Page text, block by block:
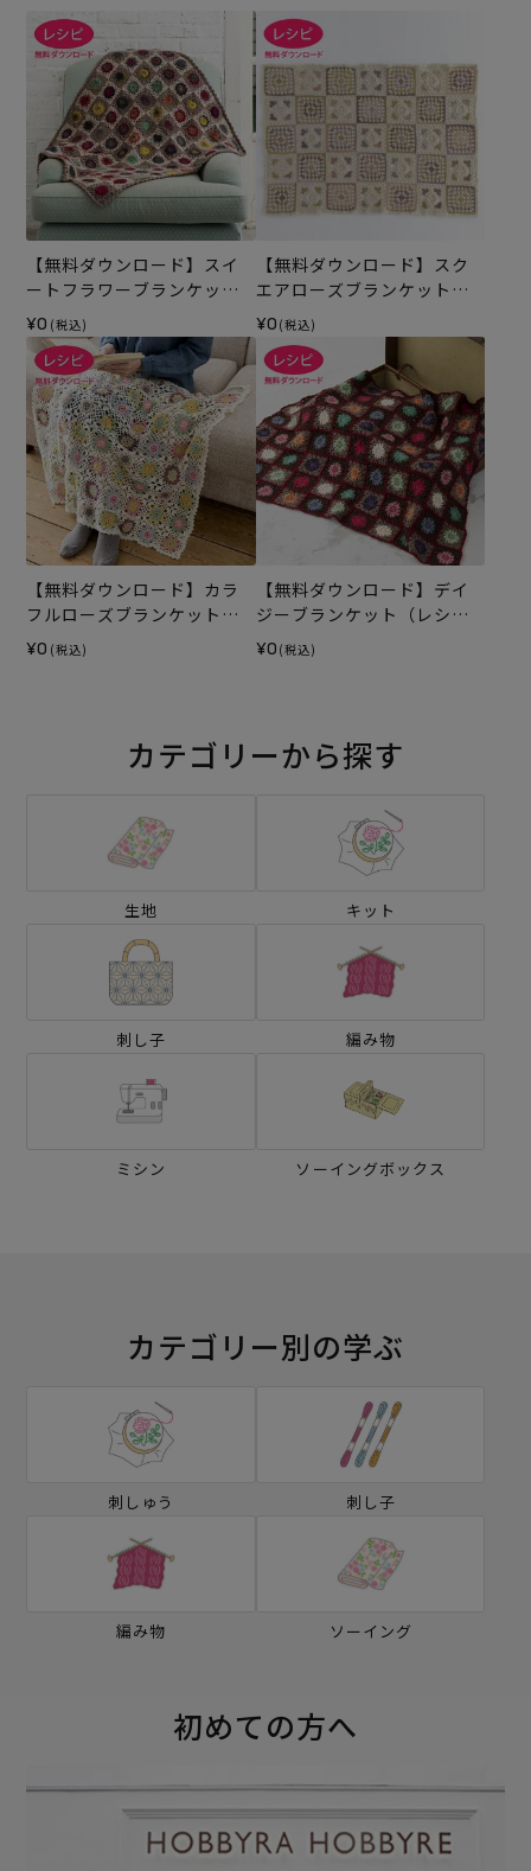
【無料ダウンロード】スイ
ートフラワーブランケット
（レシピ）
¥0 (税込)
【無料ダウンロード】スク
エアローズブランケット
（レシピ）
¥0 (税込)
【無料ダウンロード】カラ
フルローズブランケット
（レシピ）
¥0 (税込)
【無料ダウンロード】デイ
ジーブランケット（レシ
ピ）
¥0 (税込)
カテゴリーから探す
生地 キット
刺し子 編み物
ミシン ソーイングボックス
カテゴリー別の学ぶ
刺しゅう 刺し子
編み物 ソーイング
初めての方へ